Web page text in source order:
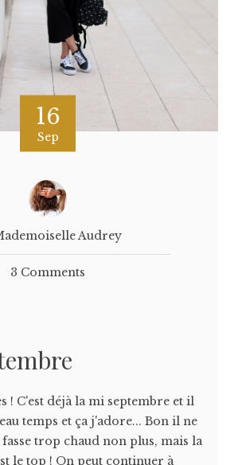
16
Sep
Audrey
3 Comments
! C'est déjà la mi septembre et il
temps et ça j'adore... Bon il ne
trop chaud non plus, mais la
le top ! On peut continuer à